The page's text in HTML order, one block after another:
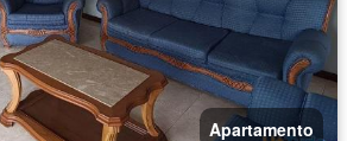
Apartamento